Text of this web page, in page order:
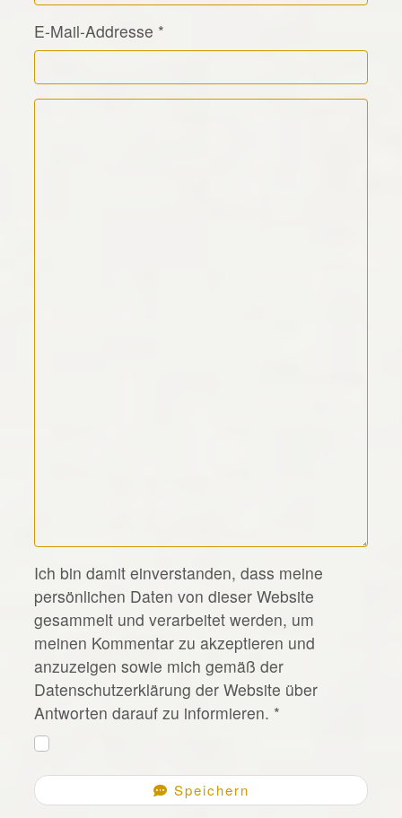
E-Mail-Addresse *
Kommentar Text
*
Ich bin damit einverstanden, dass meine
persönlichen Daten von dieser Website
gesammelt und verarbeitet werden, um
meinen Kommentar zu akzeptieren und
anzuzeigen sowie mich gemäß der
Datenschutzerklärung der Website über
Antworten darauf zu informieren. *
Speichern